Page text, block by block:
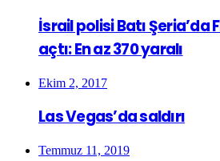
İsrail polisi Batı Şeria’da
açtı: En az 370 yaralı
Ekim 2, 2017
Las Vegas’da saldırı
Temmuz 11, 2019